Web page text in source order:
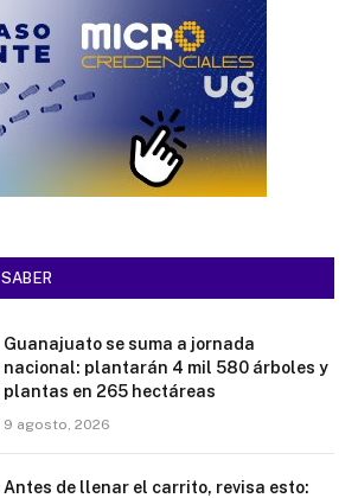
SABER
Guanajuato se suma a jornada
nacional: plantarán 4 mil 580 árboles y
plantas en 265 hectáreas
9 agosto, 2026
Antes de llenar el carrito, revisa esto: